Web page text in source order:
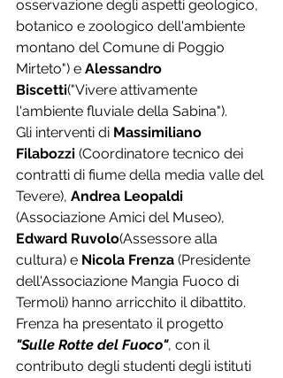
osservazione degli aspetti geologico,
botanico e zoologico dell'ambiente
montano del Comune di Poggio
Mirteto") e Alessandro
Biscetti("Vivere attivamente
l'ambiente fluviale della Sabina").
Gli interventi di Massimiliano
Filabozzi (Coordinatore tecnico dei
contratti di fiume della media valle del
Tevere), Andrea Leopaldi
(Associazione Amici del Museo),
Edward Ruvolo(Assessore alla
cultura) e Nicola Frenza (Presidente
dell'Associazione Mangia Fuoco di
Termoli) hanno arricchito il dibattito.
Frenza ha presentato il progetto
"Sulle Rotte del Fuoco", con il
contributo degli studenti degli istituti